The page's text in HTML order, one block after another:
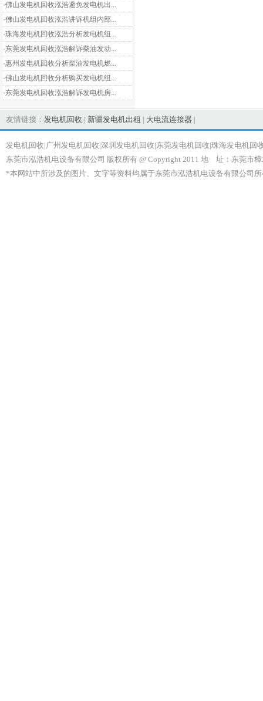
·佛山发电机回收泓浩避免发电机出...
·佛山发电机回收泓浩讲诉机组内部...
·珠海发电机回收泓浩分析发电机组...
·东莞发电机回收泓浩解诉柴油发动...
·惠州发电机回收分析柴油发电机燃...
·佛山发电机回收分析购买发电机组...
·东莞发电机回收泓浩解诉发电机房...
友情链接： 发电机回收 | 新疆发电机出租 | 大电流连接器 |
发电机回收|广州发电机回收|深圳发电机回收|东莞发电机回收|珠海发电机回
东莞市泓浩机电设备有限公司 版权所有 @ Copyright 2011 地 址：东莞市
*本网站中所涉及的图片、文字等资料均属于东莞市泓浩机电设备有限公司